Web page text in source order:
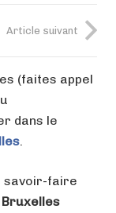
Article suivant
(faites appel
dans le
.
savoir-faire